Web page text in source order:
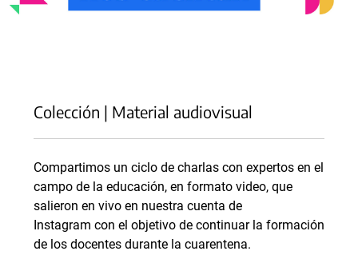
Colección | Material audiovisual
Compartimos un ciclo de charlas con expertos en el
campo de la educación, en formato video, que
salieron en vivo en nuestra cuenta de
Instagram con el objetivo de continuar la formación
de los docentes durante la cuarentena.